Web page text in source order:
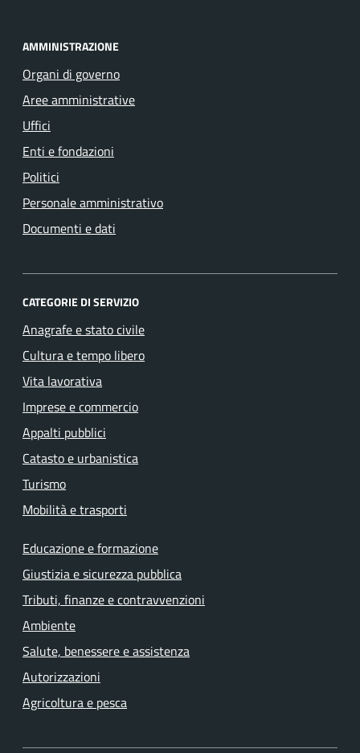
AMMINISTRAZIONE
Organi di governo
Aree amministrative
Uffici
Enti e fondazioni
Politici
Personale amministrativo
Documenti e dati
CATEGORIE DI SERVIZIO
Anagrafe e stato civile
Cultura e tempo libero
Vita lavorativa
Imprese e commercio
Appalti pubblici
Catasto e urbanistica
Turismo
Mobilità e trasporti
Educazione e formazione
Giustizia e sicurezza pubblica
Tributi, finanze e contravvenzioni
Ambiente
Salute, benessere e assistenza
Autorizzazioni
Agricoltura e pesca